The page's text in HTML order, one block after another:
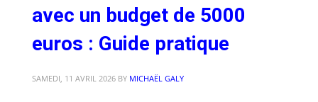
avec un budget de 5000
euros : Guide pratique
SAMEDI, 11 AVRIL 2026 BY MICHAËL GALY